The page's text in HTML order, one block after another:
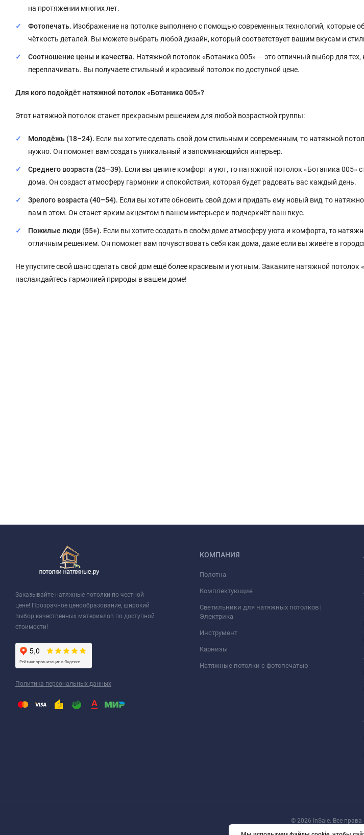
на протяжении многих лет.
Фотопечать. Изображение на потолке выполнено с помощью современных технологий, которые
чёткость деталей. Вы можете выбрать любой дизайн, который соответствует вашим вкусам и
Соотношение цены и качества. Натяжной потолок «Ботаника 005» — это отличный выбор для тех,
переплачивать. Вы получаете стильный и красивый потолок по доступной цене.
Для кого подойдёт натяжной потолок «Ботаника 005»?
Этот натяжной потолок станет прекрасным решением для любой возрастной группы:
Молодёжь (18–24). Если вы хотите сделать свой дом стильным и современным, то натяжной
нужно. Он поможет вам создать уникальный и запоминающийся интерьер.
Среднего возраста (25–39). Если вы цените комфорт и уют, то натяжной потолок «Ботаника 005»
дома. Он создаст атмосферу гармонии и спокойствия, которая будет радовать вас каждый день.
Зрелого возраста (40–54). Если вы хотите обновить свой дом и придать ему новый вид, то
вам в этом. Он станет ярким акцентом в вашем интерьере и подчеркнёт ваш вкус.
Пожилые люди (55+). Если вы хотите создать в своём доме атмосферу уюта и комфорта, то
отличным решением. Он поможет вам почувствовать себя как дома, даже если вы живёте в
Не упустите свой шанс сделать свой дом ещё более красивым и уютным. Закажите натяжной потолок
наслаждайтесь гармонией природы в вашем доме!
Заказывайте натяжные потолки по честной
цене! Прозрачное ценообразование, широкий
выбор качественных материалов по доступной
стоимости!
Политика персональных данных
КОМПАНИЯ
Полотна
Комплектующие
Светильники для натяжных потолков |
Электрика
Инструмент
Карнизы
Натяжные потолки с фотопечатью
© 2026 InSale. Все